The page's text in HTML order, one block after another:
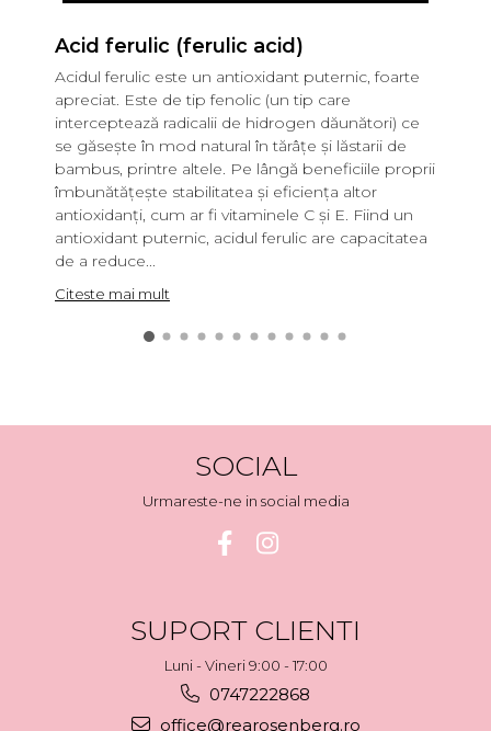
Acid ferulic (ferulic acid)
Acidul ferulic este un antioxidant puternic, foarte
apreciat. Este de tip fenolic (un tip care
interceptează radicalii de hidrogen dăunători) ce
se găsește în mod natural în tărâțe și lăstarii de
bambus, printre altele. Pe lângă beneficiile proprii
îmbunătățește stabilitatea și eficiența altor
antioxidanți, cum ar fi vitaminele C și E. Fiind un
antioxidant puternic, acidul ferulic are capacitatea
de a reduce...
Citeste mai mult
SOCIAL
Urmareste-ne in social media
SUPORT CLIENTI
Luni - Vineri 9:00 - 17:00
0747222868
office@rearosenberg.ro